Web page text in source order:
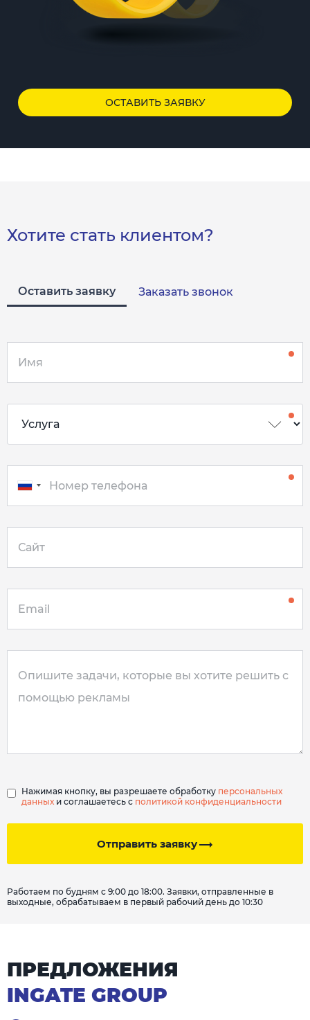
ОСТАВИТЬ ЗАЯВКУ
Хотите стать клиентом?
Оставить заявку Заказать звонок
Отправить заявку
Нажимая кнопку, вы разрешаете обработку персональных
данных и соглашаетесь с политикой конфиденциальности
Работаем по будням с 9:00 до 18:00. Заявки, отправленные в
выходные, обрабатываем в первый рабочий день до 10:30
ПРЕДЛОЖЕНИЯ
INGATE GROUP